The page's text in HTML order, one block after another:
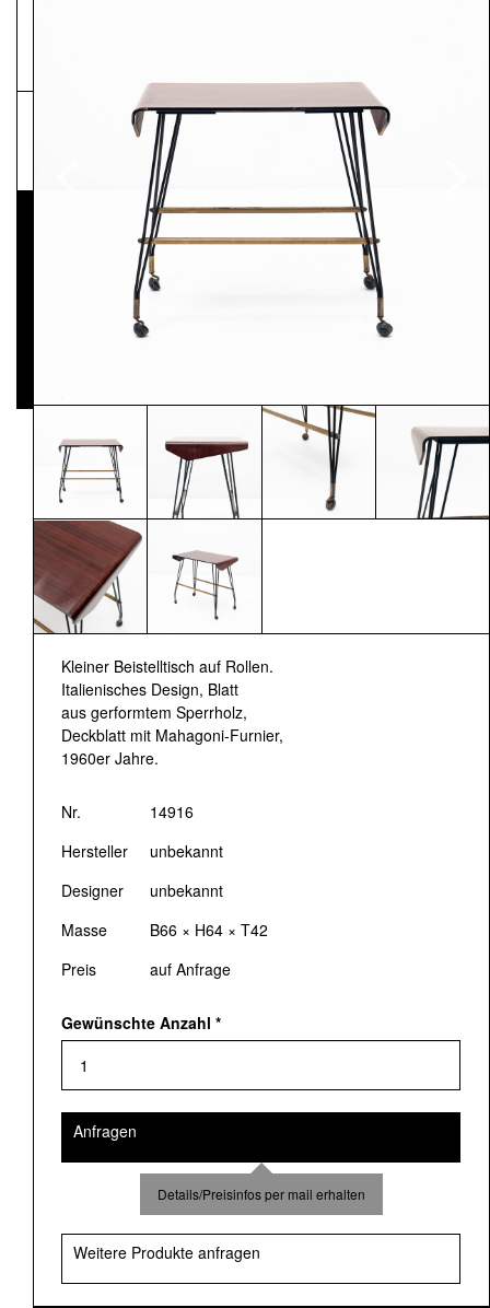
Kleiner Beistelltisch auf Rollen.
Italienisches Design, Blatt
aus gerformtem Sperrholz,
Deckblatt mit Mahagoni-Furnier,
1960er Jahre.
Nr.
14916
Hersteller
unbekannt
Designer
unbekannt
Masse
B66 × H64 × T42
Preis
auf Anfrage
Gewünschte Anzahl *
Anfragen
Details/Preisinfos per mail erhalten
Weitere Produkte anfragen
Pressematerial